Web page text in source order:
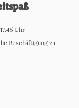
Uhr
Beschäftigung zu